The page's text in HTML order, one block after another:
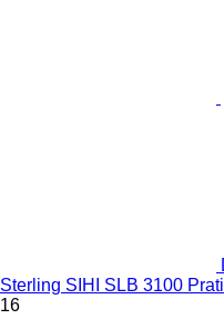
Sterling SIHI SLB 3100
16